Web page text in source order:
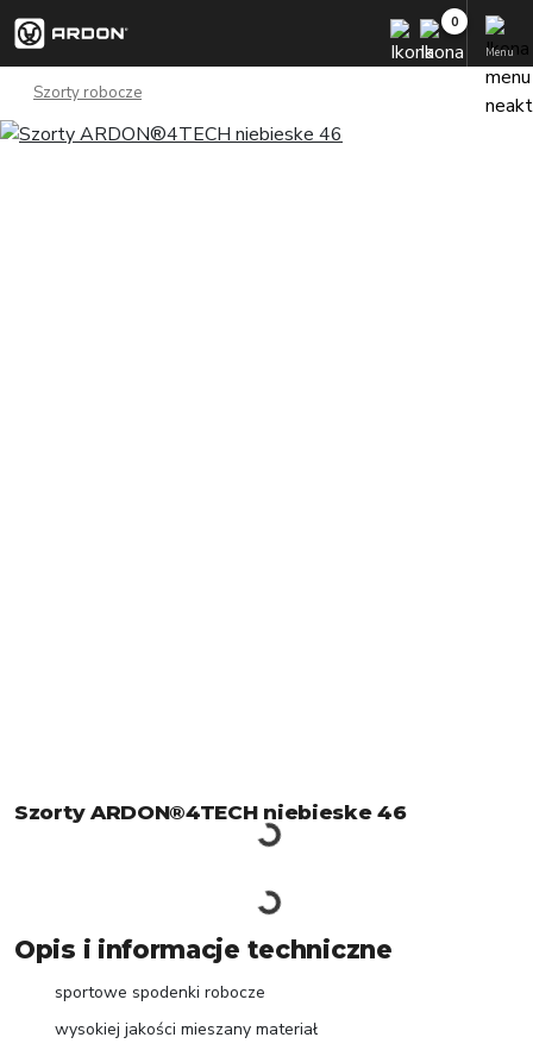
Menu
Szorty robocze
Szorty ARDON®4TECH niebieske 46
Opis i informacje techniczne
sportowe spodenki robocze
wysokiej jakości mieszany materiał